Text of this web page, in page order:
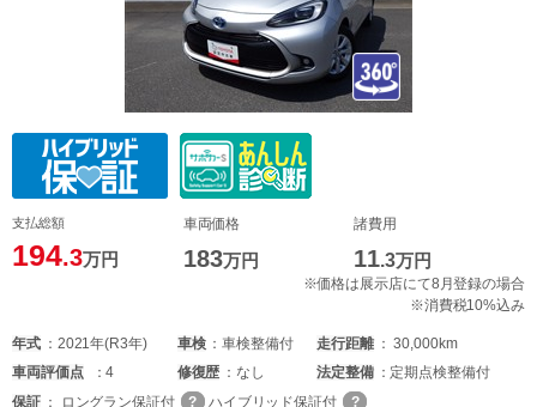
支払総額
194.3万円
車両価格
183万円
諸費用
11.3万円
※価格は展示店にて8月登録の場合
※消費税10%込み
年式 2021年(R3年) 車検 車検整備付 走行距離
30,000km
車両評価点 4 修復歴 なし 法定整備
定期点検整備付
保証
ロングラン保証付 ハイブリッド保証付